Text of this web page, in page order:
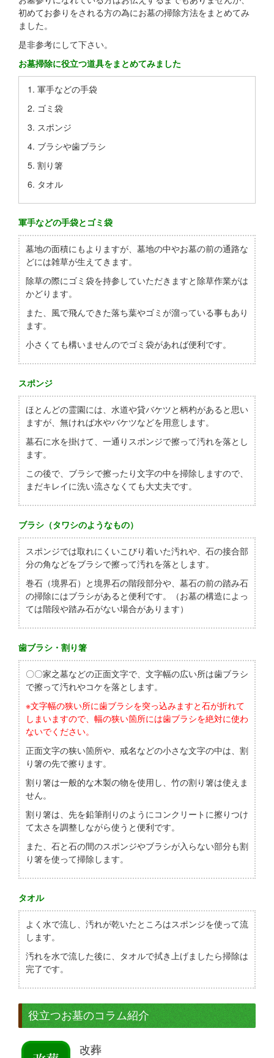
初めてお参りをされる方の為にお墓の掃除方法をまとめてみ
ました。
是非参考にして下さい。
お墓掃除に役立つ道具をまとめてみました
軍手などの手袋
ゴミ袋
スポンジ
ブラシや歯ブラシ
割り箸
タオル
軍手などの手袋とゴミ袋
墓地の面積にもよりますが、墓地の中やお墓の前の通路な
どには雑草が生えてきます。
除草の際にゴミ袋を持参していただきますと除草作業がは
かどります。
また、風で飛んできた落ち葉やゴミが溜っている事もあり
ます。
小さくても構いませんのでゴミ袋があれば便利です。
スポンジ
ほとんどの霊園には、水道や貸バケツと柄杓があると思い
ますが、無ければ水やバケツなどを用意します。
墓石に水を掛けて、一通りスポンジで擦って汚れを落とし
ます。
この後で、ブラシで擦ったり文字の中を掃除しますので、
まだキレイに洗い流さなくても大丈夫です。
ブラシ（タワシのようなもの）
スポンジでは取れにくいこびり着いた汚れや、石の接合部
分の角などをブラシで擦って汚れを落とします。
巻石（境界石）と境界石の階段部分や、墓石の前の踏み石
の掃除にはブラシがあると便利です。（お墓の構造によっ
ては階段や踏み石がない場合があります）
歯ブラシ・割り箸
〇〇家之墓などの正面文字で、文字幅の広い所は歯ブラシ
で擦って汚れやコケを落とします。
※文字幅の狭い所に歯ブラシを突っ込みますと石が折れて
しまいますので、幅の狭い箇所には歯ブラシを絶対に使わ
ないでください。
正面文字の狭い箇所や、戒名などの小さな文字の中は、割
り箸の先で擦ります。
割り箸は一般的な木製の物を使用し、竹の割り箸は使えま
せん。
割り箸は、先を鉛筆削りのようにコンクリートに擦りつけ
て太さを調整しながら使うと便利です。
また、石と石の間のスポンジやブラシが入らない部分も割
り箸を使って掃除します。
タオル
よく水で流し、汚れが乾いたところはスポンジを使って流
します。
汚れを水で流した後に、タオルで拭き上げましたら掃除は
完了です。
役立つお墓のコラム紹介
改葬